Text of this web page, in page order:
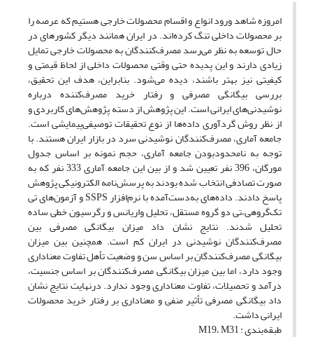
امروزه شاهد ورود انواع و اقسام محصولات خارجی هستیم که عرصه را
بر محصولات داخلی تنگ کرده‌اند. در ایران همانند دیگر کشورهای در
حال توسعه به نظر می‌رسد مصرف‌کنندگان به محصولات خارجی تمایل
زیادی دارند و این پدیده حتی وقتی محصولات داخلی از لحاظ قیمتی و
کیفیتی نیز بهتر باشند، دیده می‌شود. بنابراین، هدف این تحقیق،
بررسی بیگانگی مصرفی و رفتار خرید مصرف‌کننده درباره
نوشیدنی‌های ایرانی است. این پژوهش از دسته پژوهش‌های کاربردی و
از نظر روش گردآوری داده‌ها از نوع تحقیقات توصیفی‌پیمایشی است.
جامعه آماری، مصرف‌کنندگان نوشیدنی سرد در بازار ایران هستند. با
توجه به نامحدود‌بودن جامعه آماری، حجم نمونه بر اساس جدول
مورگان، 396 نفر تعیین شد و از بین این جامعه آماری 333 نفر که به
صورت تصادفی انتخاب شده بودند به پرسش‌نامه الکترونیکی پژوهش
پاسخ دادند. داده‌های به‌دست‌آمده با نرم‌افزار SSPS و آزمون‌های تی
تک‌گروهی،تی دو گروه مستقل، تحلیل واریانس و رگرسیون خطی ساده
تحلیل شدند. نتایج نشان داد میزان بیگانگی مصرفی بین
مصرف‌کنندگان نوشیدنی در ایران کم است. همچنین بین میزان
بیگانگی مصرف‌کنندگان بر اساس سن و وضعیت تأهل تفاوت معناداری
وجود دارد، اما بین میزان بیگانگی مصرف‌کنندگان بر اساس جنسیت،
درآمد و تحصیلات، تفاوت معناداری وجود ندارد. درنهایت نتایج نشان
داد بیگانگی مصرفی تأثیر منفی و معناداری بر رفتار خرید محصولات
ایرانی داشت.
طبقه‌بندی : M19، M31